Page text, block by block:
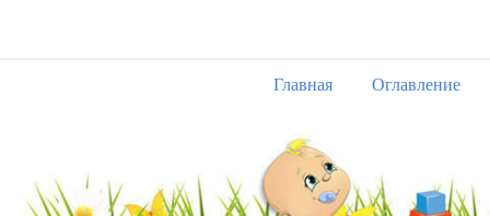
Главная Оглавление